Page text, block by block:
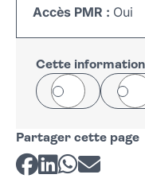
Accès PMR : Oui
+
−
Cette
Oui
Partager cette page
Partager sur
Partager sur
Partager